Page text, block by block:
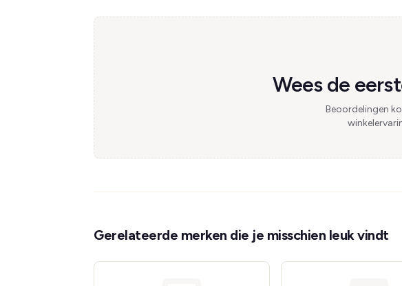
Wees de
Beoordelingen
Gerelateerde merken die je misschien leuk vindt